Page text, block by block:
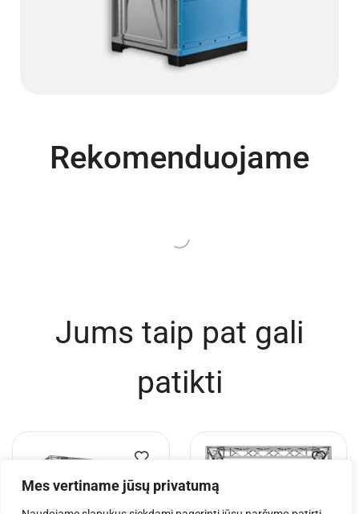
Mes vertiname jūsų privatumą
Rekomenduojame
Jums taip pat gali
patikti